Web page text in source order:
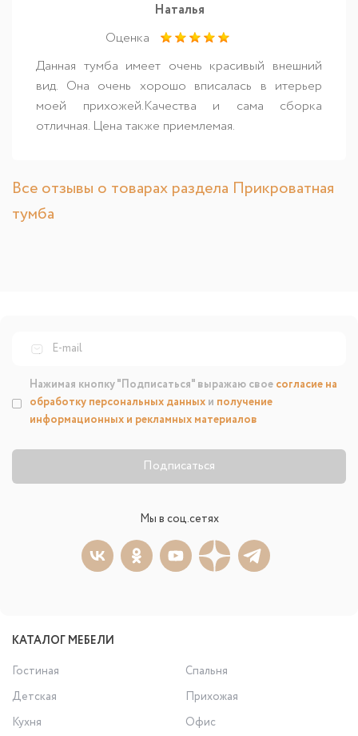
Наталья
Оценка
Данная тумба имеет очень красивый внешний
вид. Она очень хорошо вписалась в итерьер
моей прихожей.Качества и сама сборка
отличная. Цена также приемлемая.
Все отзывы о товарах раздела Прикроватная
тумба
Подписаться
Нажимая кнопку "Подписаться" выражаю свое согласие на
обработку персональных данных и получение
информационных и рекламных материалов
Мы в соц.сетях
КАТАЛОГ МЕБЕЛИ
Гостиная
Спальня
Детская
Прихожая
Кухня
Офис